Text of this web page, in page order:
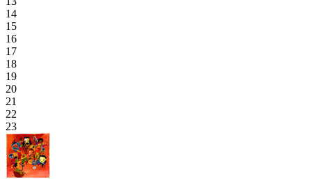
14
15
16
17
18
19
20
21
22
23